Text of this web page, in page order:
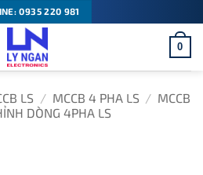
0935 220 981
0
LS / MCCB 4 PHA LS / MCCB
DÒNG 4PHA LS